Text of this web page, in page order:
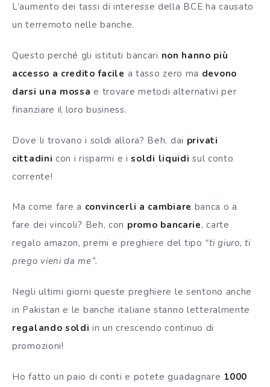
L’aumento dei tassi di interesse della BCE ha causato
un terremoto nelle banche.
Questo perché gli istituti bancari non hanno più
accesso a credito facile a tasso zero ma devono
darsi una mossa e trovare metodi alternativi per
finanziare il loro business.
Dove li trovano i soldi allora? Beh, dai privati
cittadini con i risparmi e isoldi liquidi sul conto
corrente!
Ma come fare a convincerli a cambiare banca o a
fare dei vincoli? Beh, con promo bancarie, carte
regalo amazon, premi e preghiere del tipo “ti giuro, ti
prego vieni da me”.
Negli ultimi giorni queste preghiere le sentono anche
in Pakistan e le banche italiane stanno letteralmente
regalando soldi in un crescendo continuo di
promozioni!
Ho fatto un paio di conti e potete guadagnare 1000